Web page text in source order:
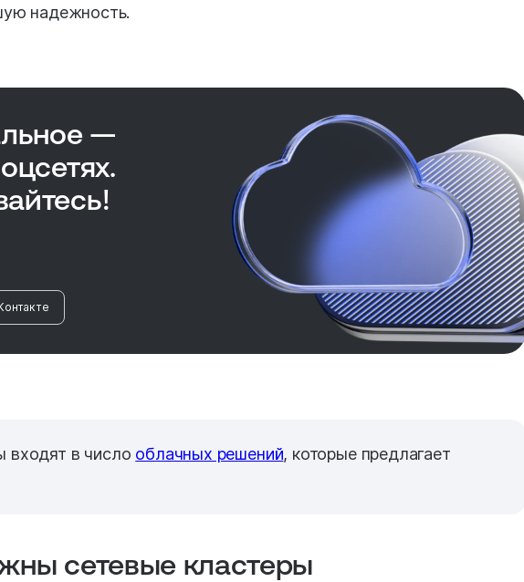
надежность.
—
входят в число облачных решений, которые предлагает
сетевые кластеры